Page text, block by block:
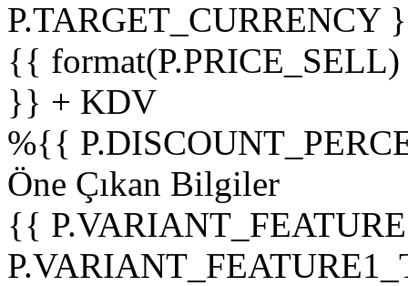
P.TARGET_CURRENCY
{{
}} + KDV
%{{
Öne Çıkan Bilgiler
{{